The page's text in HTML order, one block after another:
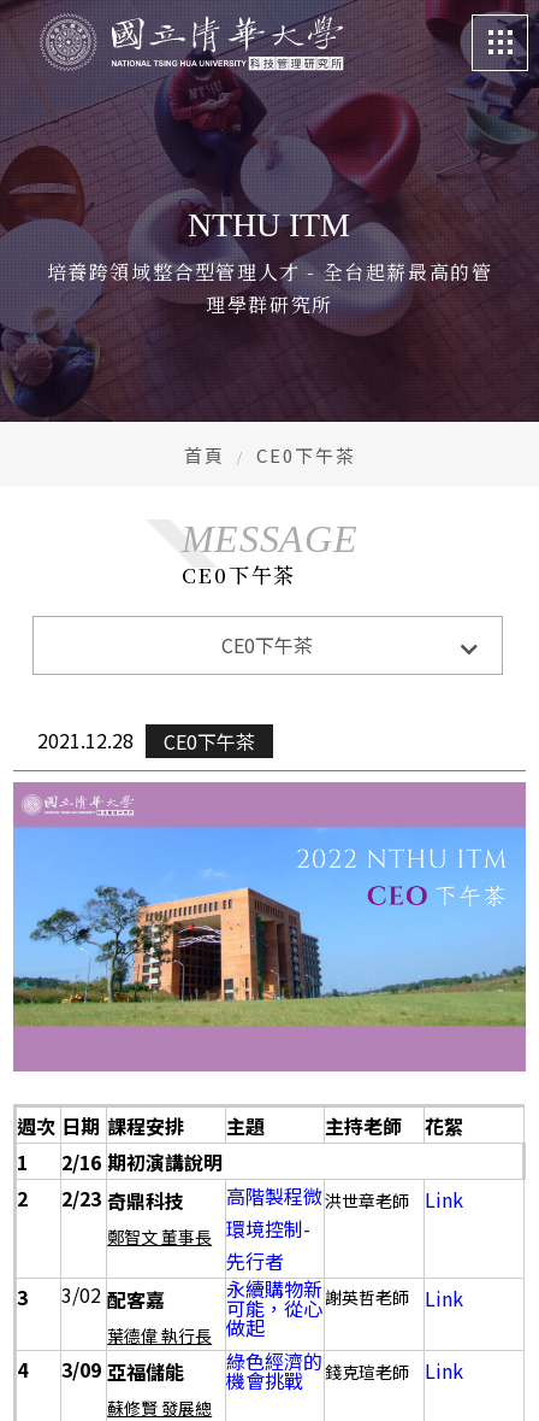
關於我們 About
課程特色 Program
招生訊息 Admission
系所成員 Faculty
學生專區 Student life
NTHU ITM
培養跨領域整合型管理人才 - 全台起薪最高的管
理學群研究所
首頁 CE0下午茶
MESSAGE
CE0下午茶
CE0下午茶
Announcements
演講與活動Lecture&Activity
CE0下午茶
CEO Teatime
2021.12.28 CE0下午茶
週次 日期 課程安排 主題 主持老師
花絮
1
2/16 期初演講說明
2
2/23 奇鼎科技
鄭智文 董事長
高階製程微
環境控制-
先行者
洪世章老師 Link
3 3/02 配客嘉
葉德偉 執行長
永續購物新
可能，從心
做起
謝英哲老師 Link
4 3/09 亞福儲能
蘇修賢 發展總
綠色經濟的
機會挑戰 錢克瑄老師 Link